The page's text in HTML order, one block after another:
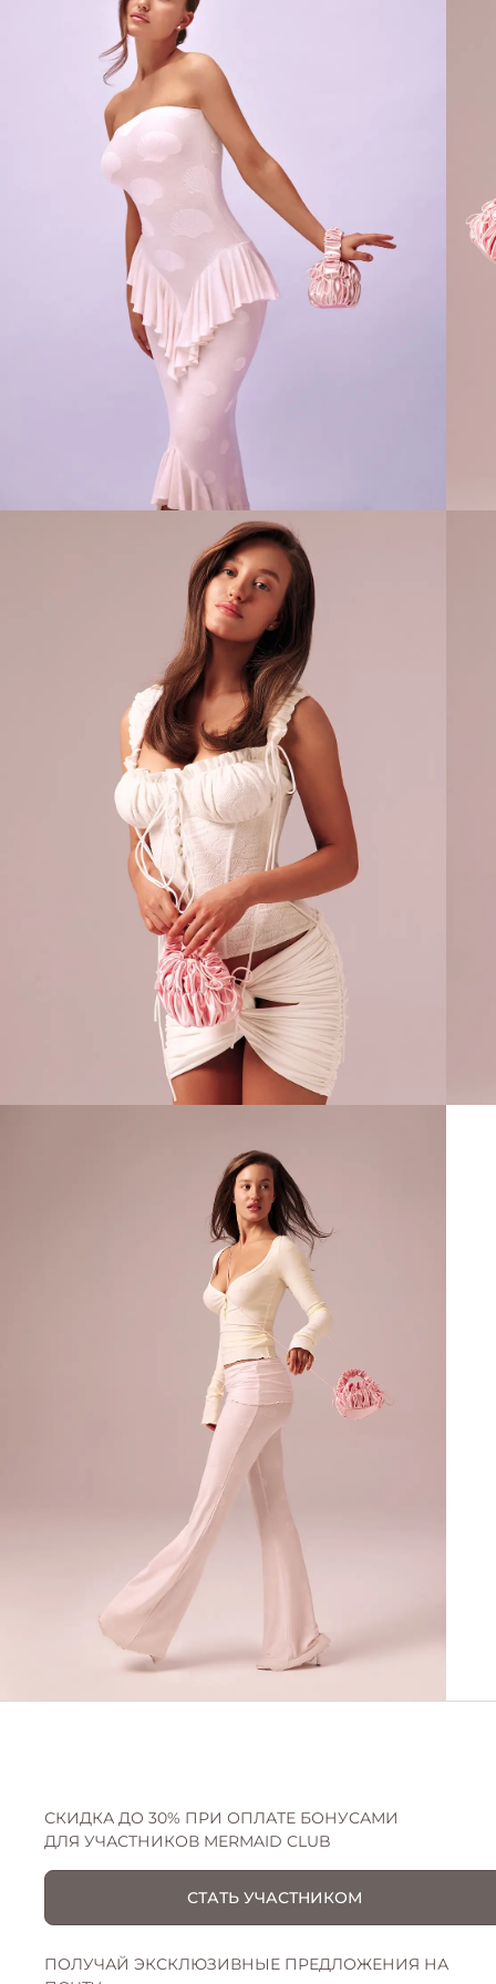
JLO COLLECTION
KIM COLLECTION
LILI COLLECTION
ROSIE COLLECTION
СКИДКА ДО 30% ПРИ ОПЛАТЕ БОНУСАМИ
ДЛЯ УЧАСТНИКОВ MERMAID CLUB
СТАТЬ УЧАСТНИКОМ
ПОЛУЧАЙ ЭКСКЛЮЗИВНЫЕ ПРЕДЛОЖЕНИЯ НА